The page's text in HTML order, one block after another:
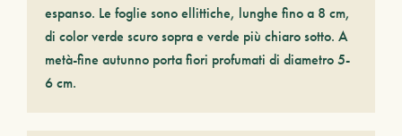
espanso. Le foglie sono ellittiche, lunghe fino a 8 cm,
di color verde scuro sopra e verde più chiaro sotto. A
metà-fine autunno porta fiori profumati di diametro 5-
6 cm.